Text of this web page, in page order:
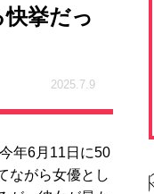
挙だっ
2025.7.9
年6月11日に50
ながら女優とし